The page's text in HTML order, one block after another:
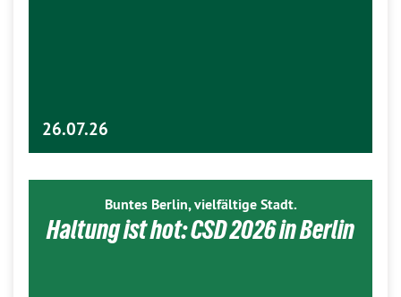
26.07.26
Buntes Berlin, vielfältige Stadt.
Haltung ist hot: CSD 2026 in Berlin